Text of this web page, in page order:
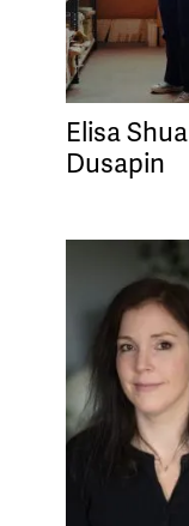
Elisa Shua
Dusapin